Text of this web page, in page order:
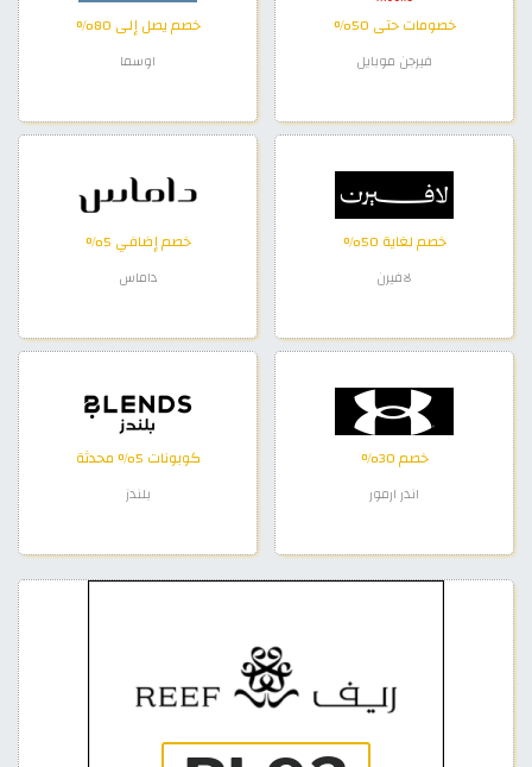
خصومات حتى 50%
فيرجن موبايل
خصم يصل إلى 80%
اوسما
خصم لغاية 50%
لافيرن
خصم إضافي 5%
داماس
خصم 30%
اندر ارمور
كوبونات 5% محدثة
بلندز